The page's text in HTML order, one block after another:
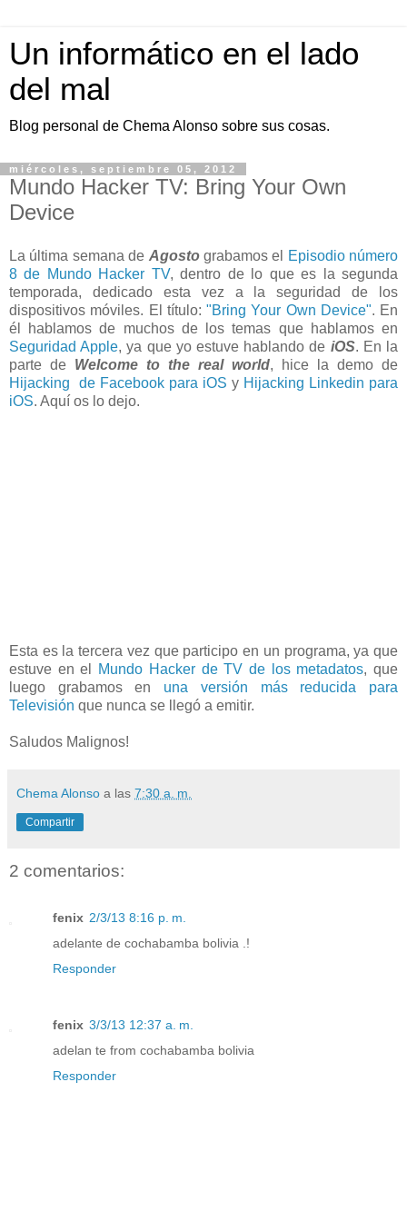
Un informático en el lado
del mal
Blog personal de Chema Alonso sobre sus cosas.
miércoles, septiembre 05, 2012
Mundo Hacker TV: Bring Your Own
Device
La última semana de Agostograbamos el
Episodio número
8 de Mundo Hacker TV, dentro de lo que es la segunda
temporada, dedicado esta vez a la seguridad de los
dispositivos móviles. El título: "Bring Your Own Device". En
él hablamos de muchos de los temas que hablamos en
Seguridad Apple, ya que yo estuve hablando de iOS. En la
parte de Welcome to the real world, hice la demo de
Hijacking de Facebook para iOS y Hijacking Linkedin para
iOS. Aquí os lo dejo.
Esta es la tercera vez que participo en un programa, ya que
estuve en el
Mundo Hacker de TV de los metadatos, que
luego grabamos en una versión más reducida para
Televisión que nunca se llegó a emitir.
Saludos Malignos!
Chema Alonso a las 7:30 a. m.
Compartir
2 comentarios:
fenix 2/3/13 8:16 p. m.
adelante de cochabamba bolivia .!
Responder
fenix 3/3/13 12:37 a. m.
adelan te from cochabamba bolivia
Responder